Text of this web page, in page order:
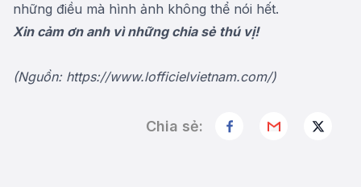
những điều mà hình ảnh không thể nói hết.
Xin cảm ơn anh vì những chia sẻ thú vị!
(Nguồn: https://www.lofficielvietnam.com/)
Chia sẻ: